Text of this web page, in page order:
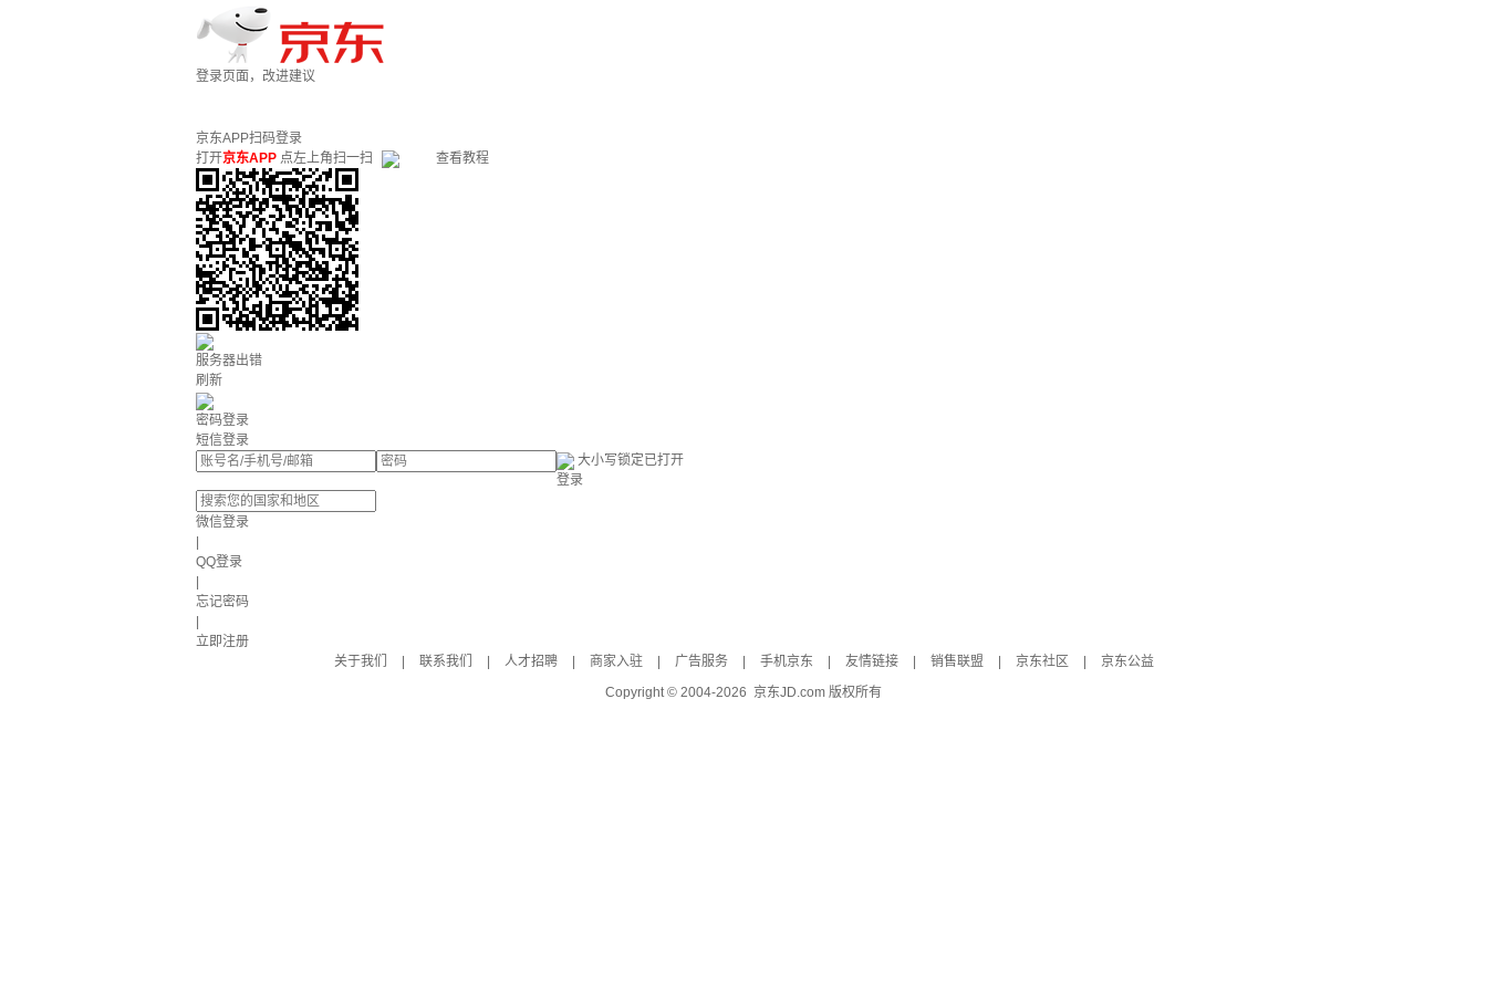
登录页面，改进建议
京东APP扫码登录
打开京东APP 点左上角扫一扫 查看教程
服务器出错
刷新
密码登录
短信登录
大小写锁定已打开
登录
微信登录
QQ登录
忘记密码
立即注册
关于我们
联系我们 人才招聘 商家入驻 广告服务 手机京东 友情链接 销售联盟 京东社区
京东公益
Copyright © 2004-2026 京东JD.com 版权所有